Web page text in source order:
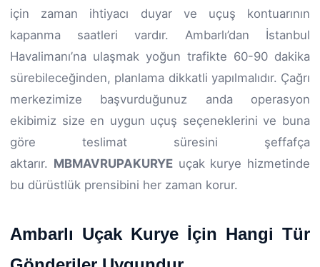
için zaman ihtiyacı duyar ve uçuş kontuarının
kapanma saatleri vardır. Ambarlı’dan İstanbul
Havalimanı’na ulaşmak yoğun trafikte 60-90 dakika
sürebileceğinden, planlama dikkatli yapılmalıdır. Çağrı
merkezimize başvurduğunuz anda operasyon
ekibimiz size en uygun uçuş seçeneklerini ve buna
göre teslimat süresini şeffafça
aktarır. MBMAVRUPAKURYEuçak kurye hizmetinde
bu dürüstlük prensibini her zaman korur.
Ambarlı Uçak Kurye İçin Hangi Tür